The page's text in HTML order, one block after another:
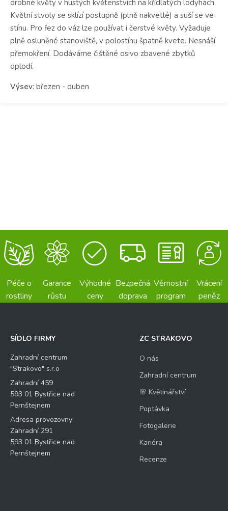
drobné květy v hustých květenstvích na křídlatých lodyhách.
Květní stvoly se sklízí postupně (plně nakvetlé) a suší se ve
stínu. Pro řez do váz lze používat i čerstvé květy. Vyžaduje
plně osluněné stanoviště, v polostínu špatně kvete. Nesnáší
přemokření. Dodáváme čištěné osivo zbavené zbytků
oplodí.
Výsev: březen - duben
Péče o
rostliny
Garance
růstu
Výhodné
ceny
Bezpečná
doprava
Věrnostní
program
Vrácení
peněz
SÍDLO FIRMY
Zahradní centrum
"Strakovo" s.r.o
Zahradní 459
593 01 Bystřice nad
Pernštejnem
Adresa provozovny:
Zahradní 291
593 01 Bystřice nad
Pernštejnem
ZC STRAKOVO
O nás
Zahradní centrum
🌸 Květinářství
Poptávka
Fotogalerie
Kariéra
Recenze